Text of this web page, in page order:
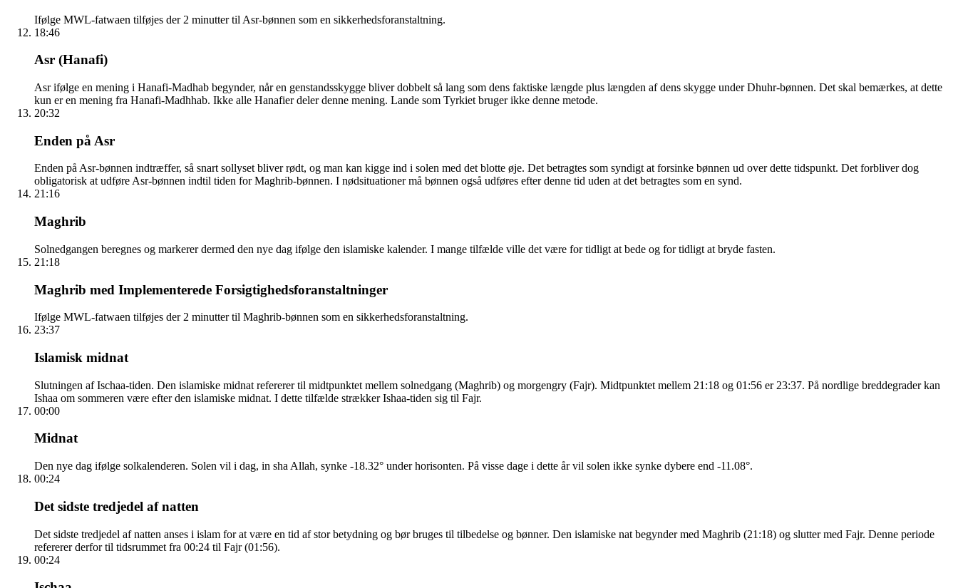
Ifølge MWL-fatwaen tilføjes der 2 minutter til Asr-bønnen som en sikkerhedsforanstaltning.
18:46
Asr (Hanafi)
Asr ifølge en mening i Hanafi-Madhab begynder, når en genstandsskygge bliver dobbelt så lang som dens faktiske længde plus længden af dens skygge under Dhuhr-bønnen. Det skal bemærkes, at dette
kun er en mening fra Hanafi-Madhhab. Ikke alle Hanafier deler denne mening. Lande som Tyrkiet bruger ikke denne metode.
20:32
Enden på Asr
Enden på Asr-bønnen indtræffer, så snart sollyset bliver rødt, og man kan kigge ind i solen med det blotte øje. Det betragtes som syndigt at forsinke bønnen ud over dette tidspunkt. Det forbliver dog
obligatorisk at udføre Asr-bønnen indtil tiden for Maghrib-bønnen. I nødsituationer må bønnen også udføres efter denne tid uden at det betragtes som en synd.
21:16
Maghrib
Solnedgangen beregnes og markerer dermed den nye dag ifølge den islamiske kalender. I mange tilfælde ville det være for tidligt at bede og for tidligt at bryde fasten.
21:18
Maghrib med Implementerede Forsigtighedsforanstaltninger
Ifølge MWL-fatwaen tilføjes der 2 minutter til Maghrib-bønnen som en sikkerhedsforanstaltning.
23:37
Islamisk midnat
Slutningen af Ischaa-tiden. Den islamiske midnat refererer til midtpunktet mellem solnedgang (Maghrib) og morgengry (Fajr). Midtpunktet mellem 21:18 og 01:56 er 23:37. På nordlige breddegrader kan
Ishaa om sommeren være efter den islamiske midnat. I dette tilfælde strækker Ishaa-tiden sig til Fajr.
00:00
Midnat
Den nye dag ifølge solkalenderen. Solen vil i dag, in sha Allah, synke -18.32° under horisonten. På visse dage i dette år vil solen ikke synke dybere end -11.08°.
00:24
Det sidste tredjedel af natten
Det sidste tredjedel af natten anses i islam for at være en tid af stor betydning og bør bruges til tilbedelse og bønner. Den islamiske nat begynder med Maghrib (21:18) og slutter med Fajr. Denne periode
refererer derfor til tidsrummet fra 00:24 til Fajr (01:56).
00:24